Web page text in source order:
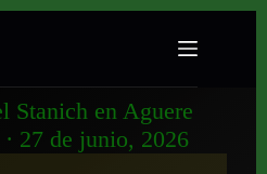
Stanich en Aguere
27 de junio, 2026